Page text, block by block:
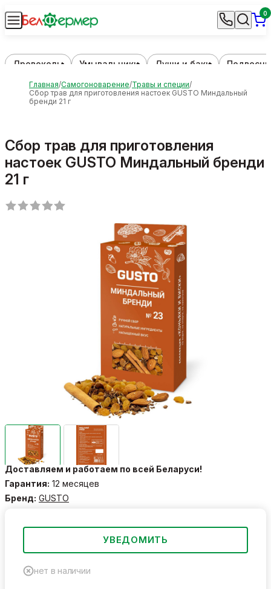
0
Дровоколы Умывальники Души и баки
Главная Самогоноварение Травы и специи
Сбор трав для приготовления настоек GUSTO Миндальный
бренди 21 г
Сбор трав для приготовления
настоек GUSTO Миндальный бренди
21 г
Доставляем и работаем по всей Беларуси!
Гарантия: 12 месяцев
Бренд: GUSTO
УВЕДОМИТЬ
нет в наличии